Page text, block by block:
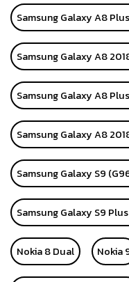
Samsung Galaxy A8
Samsung Galaxy A8
Samsung Galaxy A8
Samsung Galaxy A8
Samsung Galaxy S9
Samsung Galaxy S9
Nokia 8 Dual Nokia